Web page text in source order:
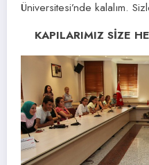
Üniversitesi’nde kalalım.
KAPILARIMIZ SİZE